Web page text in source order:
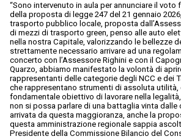
“Sono intervenuto in aula per annunciare il
della proposta di legge 247 del 21 gennaio
trasporto pubblico locale, proposta
di mezzi di trasporto green, penso alle auto
nella nostra Capitale, valorizzando le bellezze
strettamente necessario arrivare ad una
concerto con l’Assessore Righini e con il
Quarzo, abbiamo manifestato la volontà di
rappresentanti delle categorie degli NCC e dei
che rappresentano strumenti di assoluta
fondamentale obiettivo di lavorare nella
non si possa parlare di una battaglia vinta
arrivata da questa maggioranza, anche la
questa amministrazione regionale sappia
Presidente della Commissione Bilancio del